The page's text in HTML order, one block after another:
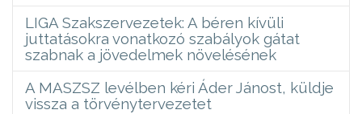
LIGA Szakszervezetek: A béren kívüli
juttatásokra vonatkozó szabályok gátat
szabnak a jövedelmek növelésének
A MASZSZ levélben kéri Áder Jánost, küldje
vissza a törvénytervezetet